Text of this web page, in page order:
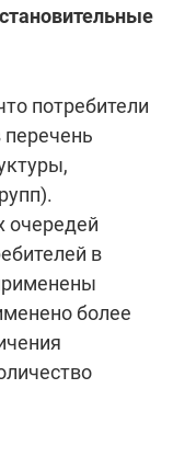
потребители
перечень
очередей
в
более